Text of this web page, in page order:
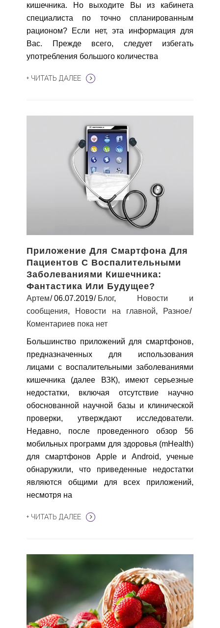
кишечника. Но выходите Вы из кабинета
специалиста по точно спланированным
рационом? Если нет, эта информация для
Вас. Прежде всего, следует избегать
употребления большого количества
+ ЧИТАТЬ ДАЛЕЕ
Приложение Для Смартфона Для
Пациентов С Воспалительными
Заболеваниями Кишечника:
Фантастика Или Будущее?
Артем 06.07.2019 Блог,
Новости и
сообщения, Новости на главной,
Разное
Коментариев пока нет
Большинство приложений для смартфонов,
предназначенных для использования
лицами с воспалительными заболеваниями
кишечника (далее ВЗК), имеют серьезные
недостатки, включая отсутствие научно
обоснованной научной базы и клинической
проверки, утверждают исследователи.
Недавно, после проведенного обзор 56
мобильных программ для здоровья (mHealth)
для смартфонов Apple и Android, ученые
обнаружили, что приведенные недостатки
являются общими для всех приложений,
несмотря на
+ ЧИТАТЬ ДАЛЕЕ